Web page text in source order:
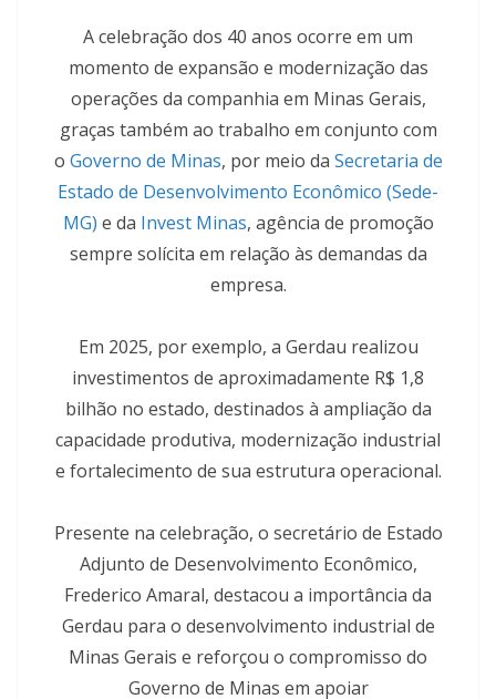
A celebração dos 40 anos ocorre em um
momento de expansão e modernização das
operações da companhia em Minas Gerais,
graças também ao trabalho em conjunto com
o Governo de Minas, por meio da Secretaria de
Estado de Desenvolvimento Econômico (Sede-
MG) e da Invest Minas, agência de promoção
sempre solícita em relação às demandas da
empresa.
Em 2025, por exemplo, a Gerdau realizou
investimentos de aproximadamente R$ 1,8
bilhão no estado, destinados à ampliação da
capacidade produtiva, modernização industrial
e fortalecimento de sua estrutura operacional.
Presente na celebração, o secretário de Estado
Adjunto de Desenvolvimento Econômico,
Frederico Amaral, destacou a importância da
Gerdau para o desenvolvimento industrial de
Minas Gerais e reforçou o compromisso do
Governo de Minas em apoiar